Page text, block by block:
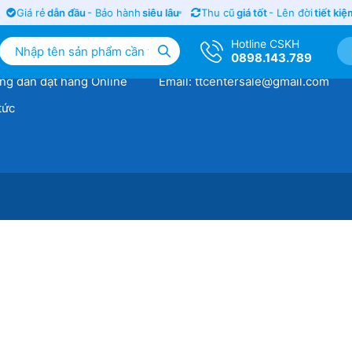
Giá rẻdẫn đầu- Bảo hànhsiêu lâu Thu cũgiá tốt- Lên đờitiết
Hotline CSKH
0898.143.789
tin
cửa hàng
dẫn đặt hàng Online
Tổng đài hỗ trợ và bảo hành
Hotline: 0898.143.789
Email: ttcentersale@gmail.com